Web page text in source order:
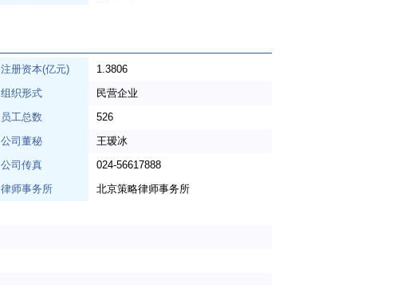
注册资本(亿元)
1.3806
组织形式
民营企业
员工总数
526
公司董秘
王瑷冰
公司传真
024-56617888
律师事务所
北京策略律师事务所